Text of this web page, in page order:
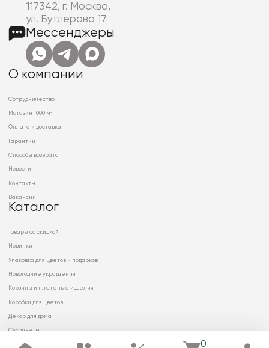
0
117342, г. Москва,
ул. Бутлерова 17
Мессенджеры
О компании
Сотрудничество
Магазин 1000 м²
Оплата и доставка
Гарантии
Способы возврата
Новости
Контакты
Вакансии
Каталог
Товары со скидкой
Новинки
Упаковка для цветов и подарков
Новогодние украшения
Корзины и плетеные изделия
Коробки для цветов
Декор для дома
Сухоцветы